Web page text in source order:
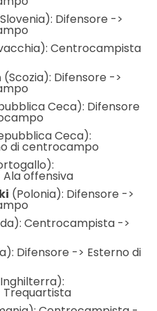
Difensore ->
Centrocampista
(Scozia): Difensore ->
Ceca): Difensore
Ceca):
di centrocampo
offensiva
(Polonia): Difensore ->
Centrocampista ->
Difensore -> Esterno di